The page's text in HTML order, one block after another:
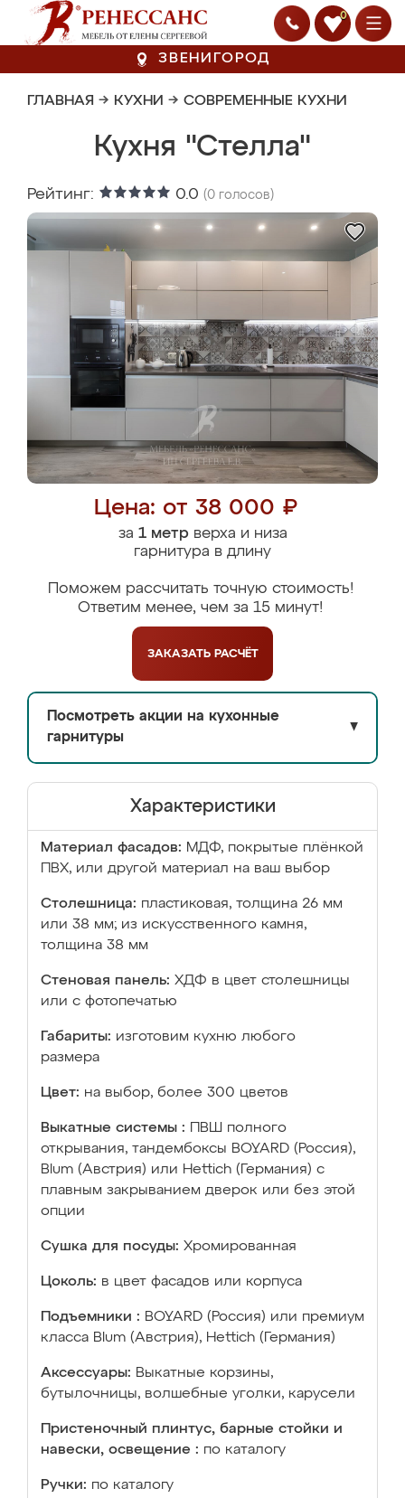
0
ЗВЕНИГОРОД
ГЛАВНАЯ → КУХНИ → СОВРЕМЕННЫЕ КУХНИ
Кухня "Стелла"
Рейтинг: 0.0 (0 голосов)
Цена: от 38 000 ₽
за 1 метрверха и низа
гарнитура в длину
Поможем рассчитать точную стоимость!
Ответим менее, чем за 15 минут!
ЗАКАЗАТЬ РАСЧЁТ
Посмотреть акции на кухонные
гарнитуры
▼
Характеристики
Материал фасадов: МДФ, покрытые плёнкой
ПВХ, или другой материал на ваш выбор
Столешница: пластиковая, толщина 26 мм
или 38 мм; из искусственного камня,
толщина 38 мм
Стеновая панель: ХДФ в цвет столешницы
или с фотопечатью
Габариты: изготовим кухню любого
размера
Цвет: на выбор, более 300 цветов
Выкатные системы :
ПВШ полного
открывания, тандембоксы BOYARD (Россия),
Blum (Австрия) или Hettich (Германия) с
плавным закрыванием дверок или без этой
опции
Сушка для посуды: Хромированная
Цоколь: в цвет фасадов или корпуса
Подъемники : BOYARD (Россия) или премиум
класса Blum (Австрия), Hettich (Германия)
Аксессуары: Выкатные корзины,
бутылочницы, волшебные уголки, карусели
Пристеночный плинтус, барные стойки и
навески, освещение : по каталогу
Ручки: по каталогу